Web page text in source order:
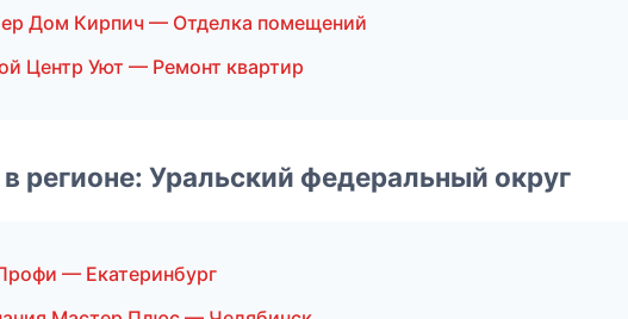
Дом Кирпич — Отделка помещений
Центр Уют — Ремонт квартир
регионе: Уральский федеральный округ
— Екатеринбург